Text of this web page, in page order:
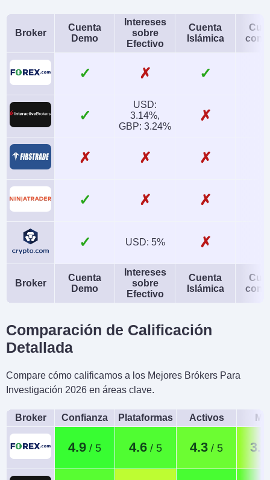
Broker
Cuenta
Demo
Intereses
sobre
Efectivo
Cuenta
Islámica
✓ ✗ ✓
✓
USD:
3.14%,
GBP: 3.24%
✗
✗ ✗ ✗
✓ ✗ ✗
✓ USD: 5% ✗
Broker
Cuenta
Demo
Intereses
sobre
Efectivo
Cuenta
Islámica
Comparación de Calificación
Detallada
Compare cómo calificamos a los Mejores Brókers Para
Investigación 2026 en áreas clave.
Broker Confianza Plataformas Activos
4.9 4.6 4.3 3.7